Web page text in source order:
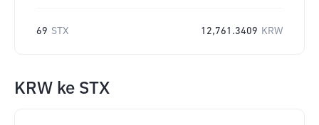
69 STX 12,761.3409 KRW
KRW ke STX